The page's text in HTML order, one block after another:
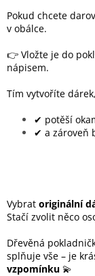
Pokud chcete
v obálce.
👉 Vložte je do
nápisem.
Tím vytvoříte
✔ potěší
✔ a zároveň
Vybrat originální
Stačí zvolit něco
Dřevěná
splňuje vše – je
vzpomínku 💫